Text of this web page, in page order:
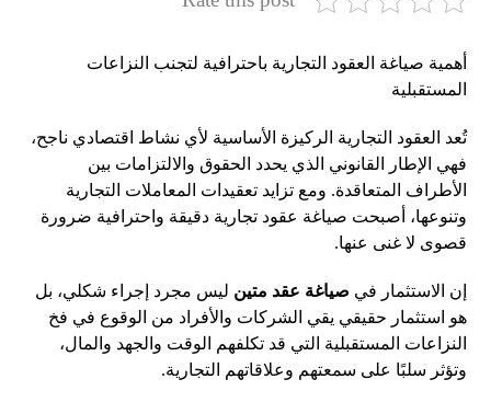
أهمية صياغة العقود التجارية باحترافية لتجنب النزاعات
المستقبلية
تُعد العقود التجارية الركيزة الأساسية لأي نشاط اقتصادي ناجح،
فهي الإطار القانوني الذي يحدد الحقوق والالتزامات بين
الأطراف المتعاقدة. ومع تزايد تعقيدات المعاملات التجارية
وتنوعها، أصبحت صياغة عقود تجارية دقيقة واحترافية ضرورة
قصوى لا غنى عنها.
إن الاستثمار في صياغة عقد متين ليس مجرد إجراء شكلي، بل
هو استثمار حقيقي يقي الشركات والأفراد من الوقوع في فخ
النزاعات المستقبلية التي قد تكلفهم الوقت والجهد والمال،
وتؤثر سلبًا على سمعتهم وعلاقاتهم التجارية.